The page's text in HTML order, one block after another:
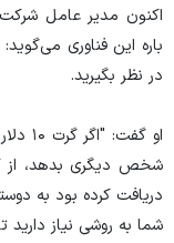
باره این فناوری
در نظر بگیرید.
دریافت کرده بود به
شما به روشی نیاز